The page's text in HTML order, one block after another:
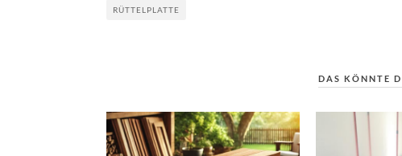
RÜTTELPLATTE
DAS KÖNNTE